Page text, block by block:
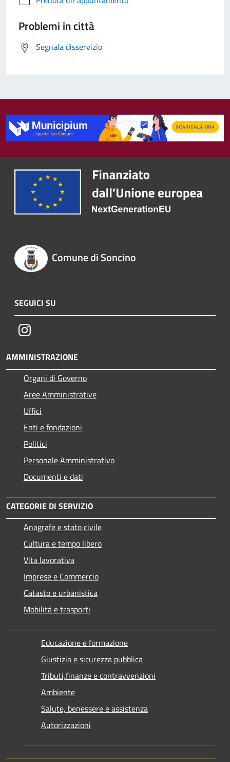
Problemi in città
Segnala disservizio
Comune di Soncino
SEGUICI SU
Instagram
AMMINISTRAZIONE
Organi di Governo
Aree Amministrative
Uffici
Enti e fondazioni
Politici
Personale Amministrativo
Documenti e dati
CATEGORIE DI SERVIZIO
Anagrafe e stato civile
Cultura e tempo libero
Vita lavorativa
Imprese e Commercio
Catasto e urbanistica
Mobilità e trasporti
Educazione e formazione
Giustizia e sicurezza pubblica
Tributi,finanze e contravvenzioni
Ambiente
Salute, benessere e assistenza
Autorizzazioni